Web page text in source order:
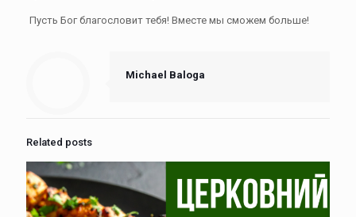
Пусть Бог благословит тебя! Вместе мы сможем больше!
Michael Baloga
Related posts